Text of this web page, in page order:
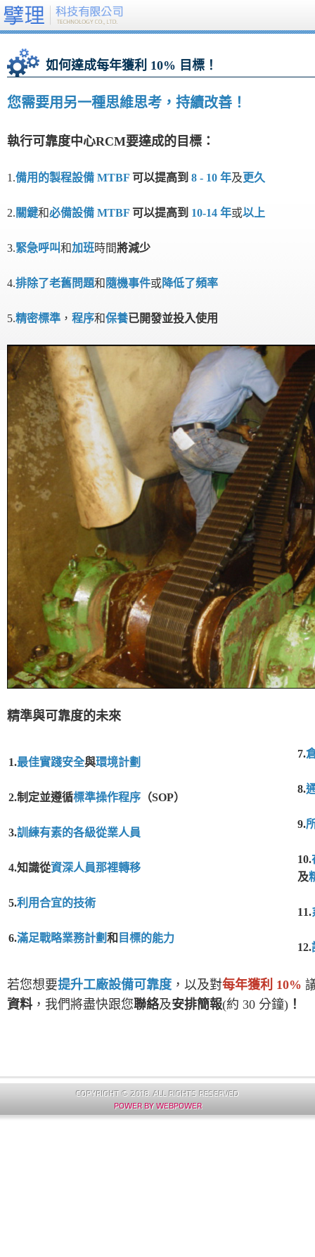
如何達成每年獲利 10% 目標！
您需要用另一種思維思考，持續改善！
執行可靠度中心RCM要達成的目標：
1.備用的製程設備 MTBF 可以提高到 8 - 10 年及更久
2. 關鍵和必備設備 MTBF 可以提高到 10-14 年或以上
3.緊急呼叫和加班時間將減少
4.排除了老舊問題和 隨機事件或降低了頻率
5.精密標準 ， 程序和保養已開發並投入使用
精準與可靠度的未來
1.最佳實踐安全與環境計劃
2.制定並遵循標準操作程序 （SOP）
3.訓練有素的各級從業人員
4.知識從資深人員那裡轉移
5.利用合宜的技術
6.滿足戰略業務計劃和 目標的能力
7.
8.
9.
10.
及
11.
12.
若您想要提升工廠設備可靠度 ，以及對每年獲利 10%
資料，我們將盡快跟您聯絡及安排簡報(約 30 分鐘) ！
COPYRIGHT © 2018. ALL RIGHTS RESERVED
POWER BY WEBPOWER